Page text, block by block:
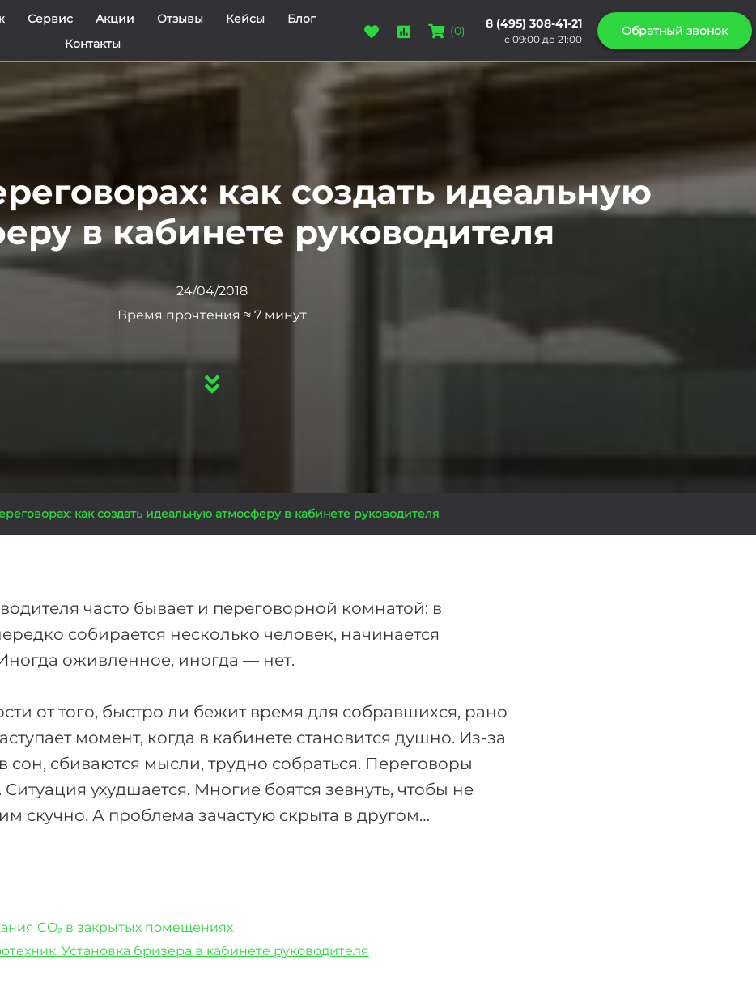
Сервис Акции Отзывы Кейсы
Блог
Контакты
(0)
8 (495) 308-41-21
с 09:00 до 21:00
Обратный звонок
как создать идеальную
в кабинете руководителя
24/04/2018
Время прочтения ≈ 7 минут
как создать идеальную атмосферу в кабинете руководителя
часто бывает и переговорной комнатой: в
собирается несколько человек, начинается
оживленное, иногда — нет.
от того, быстро ли бежит время для собравшихся, рано
момент, когда в кабинете становится душно. Из-за
сон, сбиваются мысли, трудно собраться. Переговоры
Ситуация ухудшается. Многие боятся зевнуть, чтобы не
им скучно. А проблема зачастую скрыта в другом…
CO₂ в закрытых помещениях
Установка бризера в кабинете руководителя